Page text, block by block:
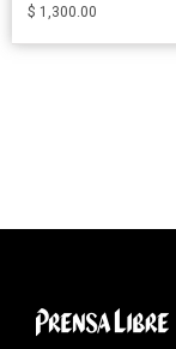
$ 1,300.00